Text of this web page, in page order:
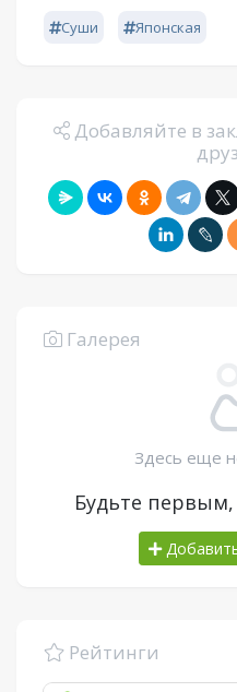
Суши Японская
Добавляйте в
Галерея
Здесь еще
Будьте
Рейтинги